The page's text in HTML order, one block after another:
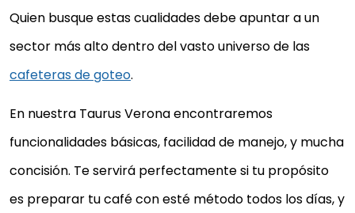
Quien busque estas cualidades debe apuntar a un
sector más alto dentro del vasto universo de las
cafeteras de goteo.
En nuestra Taurus Verona encontraremos
funcionalidades básicas, facilidad de manejo, y mucha
concisión. Te servirá perfectamente si tu propósito
es preparar tu café con esté método todos los días, y